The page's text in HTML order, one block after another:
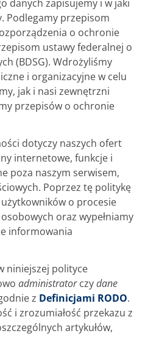
danych zapisujemy i w jaki
Podlegamy przepisom
o ochronie
ustawy federalnej o
(BDSG). Wdrożyliśmy
i organizacyjne w celu
jak i nasi zewnętrzni
przepisów o ochronie
dotyczy naszych ofert
internetowe, funkcje i
poza naszym serwisem,
Poprzez tę politykę
o procesie
oraz wypełniamy
informowania
niniejszej polityce
administratorczydane
z Definicjami RODO.
i zrozumiałość przekazu z
artykułów,